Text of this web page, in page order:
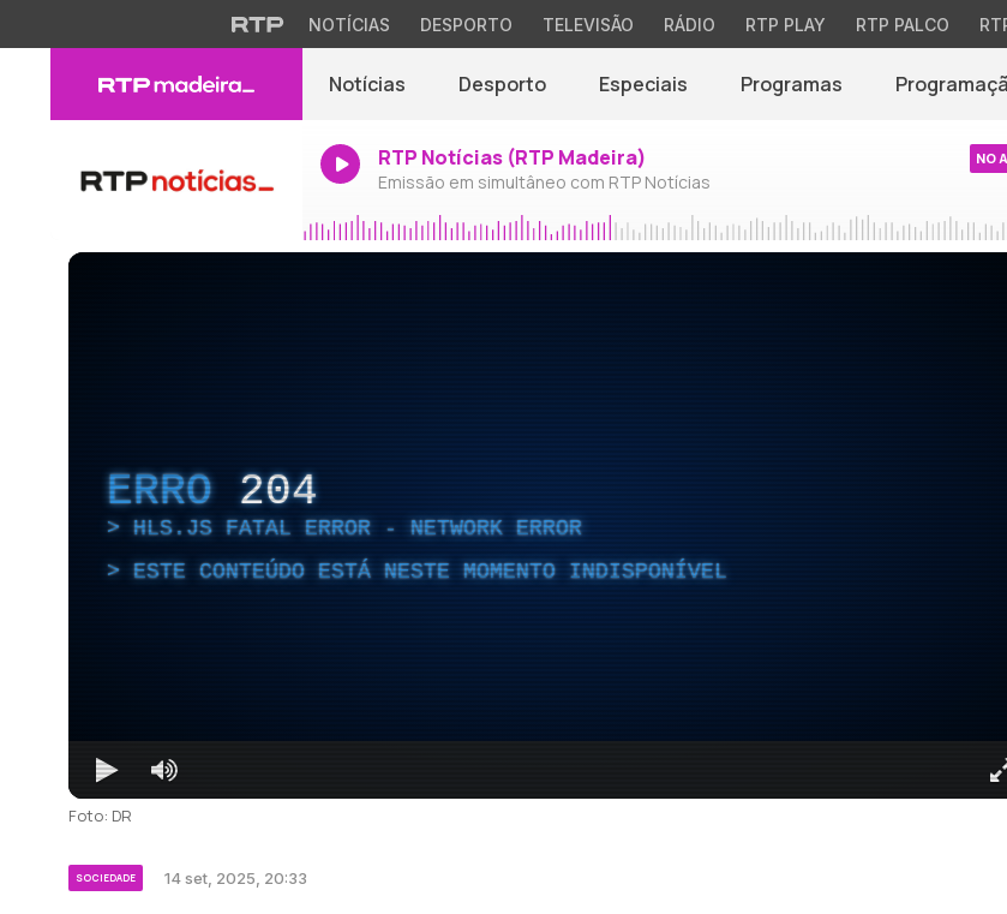
NOTÍCIAS DESPORTO TELEVISÃO RÁDIO RTP PLAY RTP PALCO
Notícias Desporto Especiais Programas
RTP Notícias (RTP Madeira)
Emissão em simultâneo com RTP Notícias
NO
ERRO 204
HLS.JS FATAL ERROR - NETWORK ERROR
ESTE CONTEÚDO ESTÁ NESTE MOMENTO INDISPONÍVEL
Foto: DR
SOCIEDADE 14 set, 2025, 20:33